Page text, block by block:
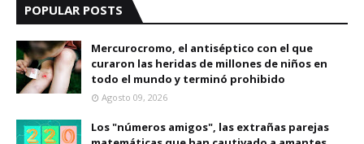
POPULAR POSTS
Mercurocromo, el antiséptico con el que
curaron las heridas de millones de niños en
todo el mundo y terminó prohibido
Agosto 09, 2026
Los "números amigos", las extrañas parejas